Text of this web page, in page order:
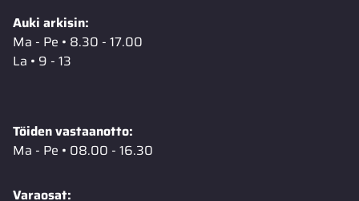
Auki arkisin:
Ma - Pe • 8.30 - 17.00
La • 9 - 13
Töiden vastaanotto:
Ma - Pe • 08.00 - 16.30
Varaosat: